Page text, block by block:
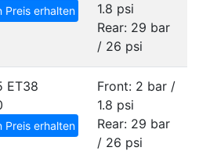
Preis erhalten
1.8 psi
Rear: 29 bar
/ 26 psi
ET38
Preis erhalten
Front: 2 bar /
1.8 psi
Rear: 29 bar
/ 26 psi